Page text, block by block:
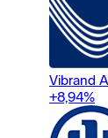
Vibrand
+8,94%